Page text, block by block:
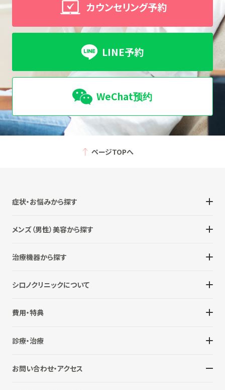
カウンセリング予約
LINE予約
WeChat预约
ページTOPへ
症状・お悩みから探す
メンズ（男性）美容から探す
治療機器から探す
シロノクリニックについて
費用・特典
診療・治療
お問い合わせ・アクセス